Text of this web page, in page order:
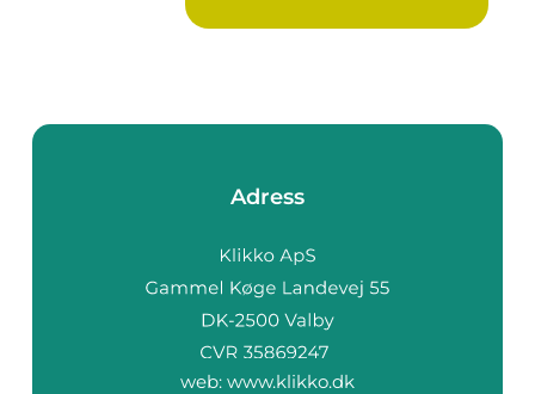
Adress
web: www.klikko.dk